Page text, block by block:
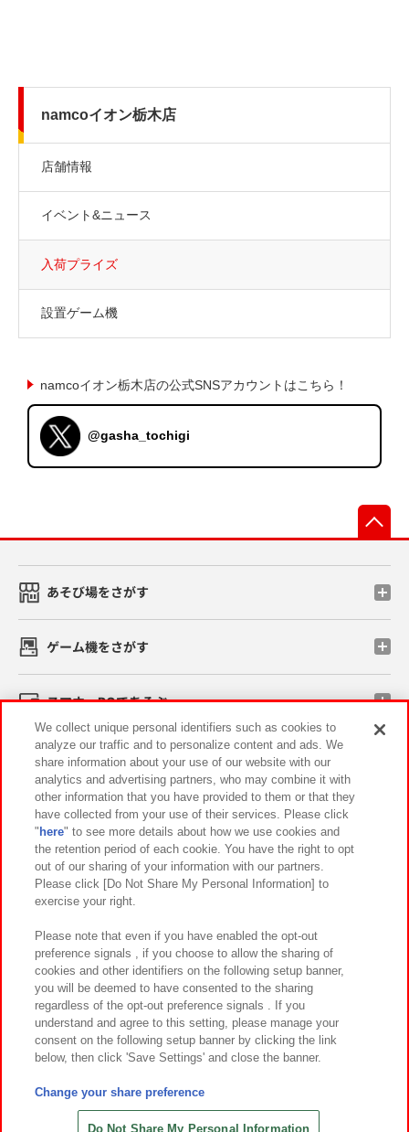
namcoイオン栃木店
店舗情報
イベント&ニュース
入荷プライズ
設置ゲーム機
namcoイオン栃木店の公式SNSアカウントはこちら！
@gasha_tochigi
あそび場をさがす
ゲーム機をさがす
スマホ・PCであそぶ
イベント・キャンペーン
関連会社 サステナビリティ サイトポリシー
プライバシーポリシー ウェブアクセシビリティ方針と検証結果
お取引先さまとともに
カスタマーハラスメント対応方針 よくあるご質問・お問い合わせ
©Bandai Namco Amusement Inc.
©Bandai Namco Amusement Lab Inc.
©HANAYASHIKI Co., Ltd. All Rights Reserved.
We collect unique personal identifiers such as cookies to
analyze our traffic and to personalize content and ads. We
share information about your use of our website with our
analytics and advertising partners, who may combine it with
other information that you have provided to them or that they
have collected from your use of their services. Please click
" here" to see more details about how we use cookies and
the retention period of each cookie. You have the right to opt
out of our sharing of your information with our partners.
Please click [Do Not Share My Personal Information] to
exercise your right.
Please note that even if you have enabled the opt-out
preference signals , if you choose to allow the sharing of
cookies and other identifiers on the following setup banner,
you will be deemed to have consented to the sharing
regardless of the opt-out preference signals . If you
understand and agree to this setting, please manage your
consent on the following setup banner by clicking the link
below, then click 'Save Settings' and close the banner.
Change your share preference
Do Not Share My Personal Information